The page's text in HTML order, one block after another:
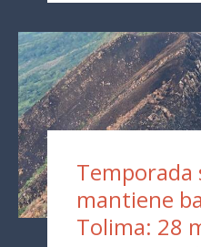
Temporada
mantiene
Tolima: 28